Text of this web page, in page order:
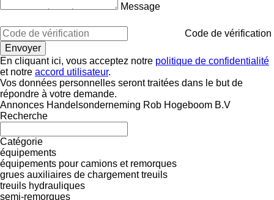
Message
Code de vérification
En cliquant ici, vous acceptez notre politique de confidentialité
et notre accord utilisateur.
Vos données personnelles seront traitées dans le but de
répondre à votre demande.
Annonces Handelsonderneming Rob Hogeboom B.V
Recherche
Catégorie
équipements
équipements pour camions et remorques
grues auxiliaires de chargement treuils
treuils hydrauliques
semi-remorques